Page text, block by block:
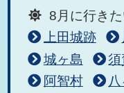
8月に行き
上田城跡
城ヶ島
阿智村